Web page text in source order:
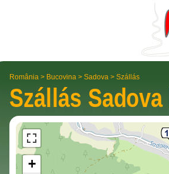
România > Bucovina > Sadova > Szállás
Szállás Sadova
+